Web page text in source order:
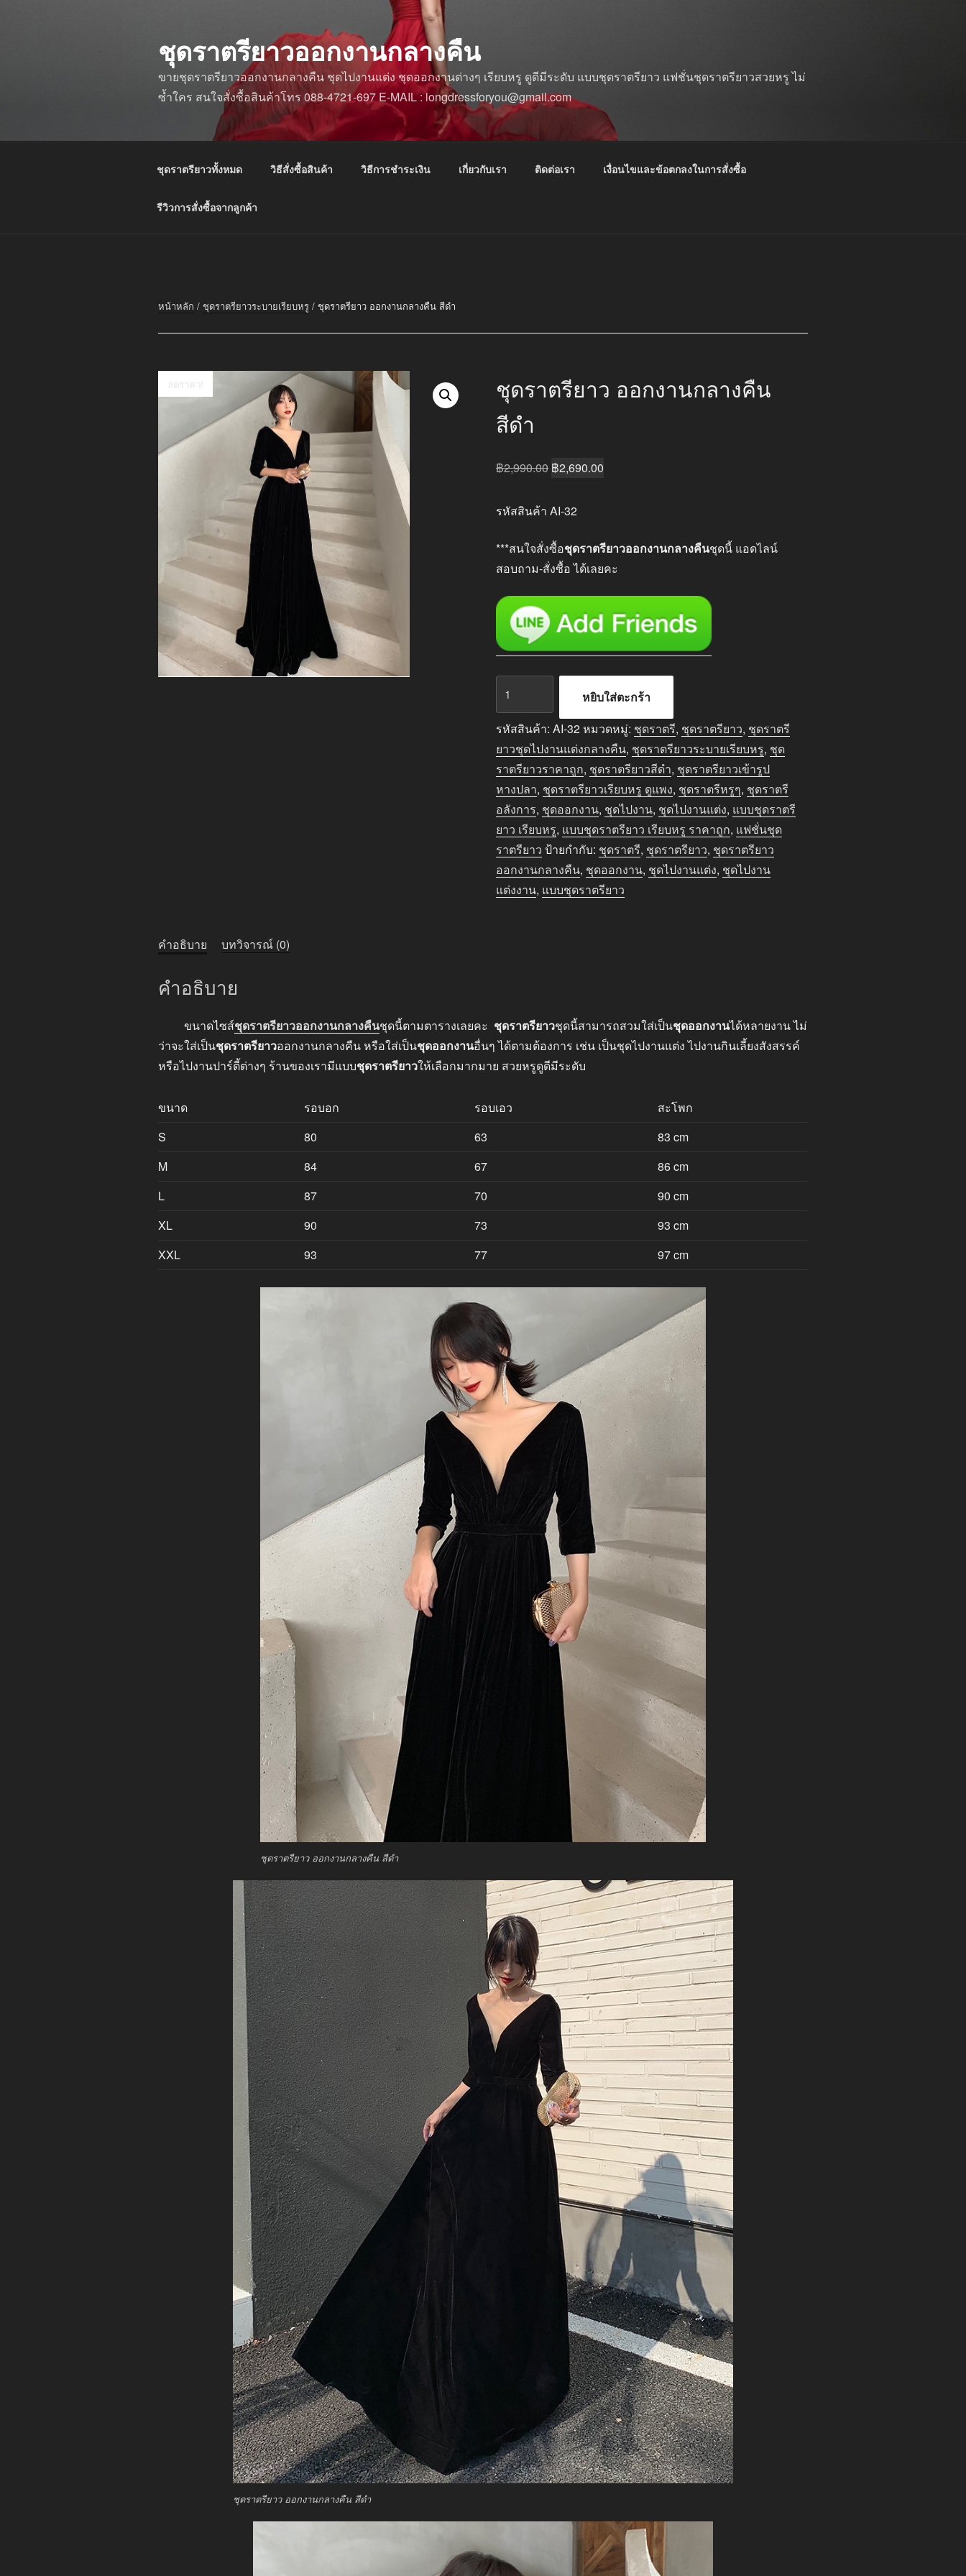
ชุดราตรียาวออกงานกลางคืน
ขายชุดราตรียาวออกงานกลางคืน ชุดไปงานแต่ง ชุดออกงานต่างๆ เรียบหรู ดูดีมีระดับ แบบชุดราตรียาว แฟชั่นชุดราตรียาวสวยหรู ไม่
ซ้ำใคร สนใจสั่งซื้อสินค้าโทร 088-4721-697 E-MAIL : longdressforyou@gmail.com
ชุดราตรียาวทั้งหมด วิธีสั่งซื้อสินค้า วิธีการชำระเงิน เกี่ยวกับเรา ติดต่อเรา เงื่อนไขและข้อตกลงในการสั่งซื้อ
รีวิวการสั่งซื้อจากลูกค้า
หน้าหลัก / ชุดราตรียาวระบายเรียบหรู / ชุดราตรียาว ออกงานกลางคืน สีดำ
ชุดราตรียาว ออกงานกลางคืน
สีดำ
฿2,990.00 Original
was:
฿2,690.00
รหัสสินค้า AI-32
***สนใจสั่งซื้อชุดราตรียาวออกงานกลางคืนชุดนี้ แอดไลน์
สอบถาม-สั่งซื้อ ได้เลยคะ
ชุด
ราตรี
ยาว
ออกงาน
กลาง
คืน
สีดำ
ชิ้น
หยิบใส่ตะกร้า
รหัสสินค้า:AI-32หมวดหมู่: ชุดราตรี, ชุดราตรียาว, ชุดราตรี
ยาวชุดไปงานแต่งกลางคืน, ชุดราตรียาวระบายเรียบหรู, ชุด
ราตรียาวราคาถูก, ชุดราตรียาวสีดำ, ชุดราตรียาวเข้ารูป
หางปลา, ชุดราตรียาวเรียบหรู ดูแพง, ชุดราตรีหรูๆ, ชุดราตรี
อลังการ, ชุดออกงาน, ชุดไปงาน, ชุดไปงานแต่ง, แบบชุดราตรี
ยาว เรียบหรู, แบบชุดราตรียาว เรียบหรู ราคาถูก, แฟชั่นชุด
ราตรียาว ป้ายกำกับ: ชุดราตรี, ชุดราตรียาว, ชุดราตรียาว
ออกงานกลางคืน, ชุดออกงาน, ชุดไปงานแต่ง, ชุดไปงาน
แต่งงาน, แบบชุดราตรียาว
คำอธิบาย บทวิจารณ์ (0)
คำอธิบาย
ขนาดไซส์ชุดราตรียาวออกงานกลางคืนชุดนี้ตามตารางเลยคะ ชุดราตรียาวชุดนี้สามารถสวมใส่เป็นชุดออกงานได้หลายงาน ไม่
ว่าจะใส่เป็นชุดราตรียาวออกงานกลางคืน หรือใส่เป็นชุดออกงานอื่นๆ ได้ตามต้องการ เช่น เป็นชุดไปงานแต่ง ไปงานกินเลี้ยงสังสรรค์
หรือไปงานปาร์ตี้ต่างๆ ร้านของเรามีแบบชุดราตรียาวให้เลือกมากมาย สวยหรูดูดีมีระดับ
ขนาด รอบอก รอบเอว
สะโพก
S
80 63
83 cm
M
84 67
86 cm
L
87 70
90 cm
XL
90 73
93 cm
XXL
93 77 97 cm
ชุดราตรียาว ออกงานกลางคืน สีดำ
ชุดราตรียาว ออกงานกลางคืน สีดำ